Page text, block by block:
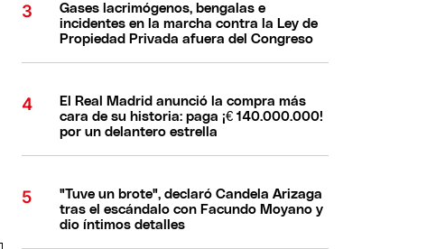
Gases lacrimógenos, bengalas e
incidentes en la marcha contra la Ley de
Propiedad Privada afuera del Congreso
El Real Madrid anunció la compra más
cara de su historia: paga ¡€ 140.000.000!
por un delantero estrella
"Tuve un brote", declaró Candela Arizaga
tras el escándalo con Facundo Moyano y
dio íntimos detalles